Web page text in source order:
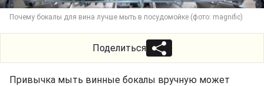
Почему бокалы для вина лучше мыть в посудомойке (фото: magnific)
Поделиться
Привычка мыть винные бокалы вручную может